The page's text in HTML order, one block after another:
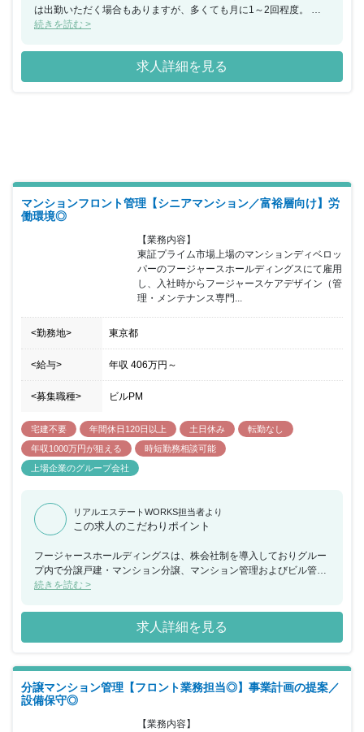
は出勤いただく場合もありますが、多くても月に1～2回程度。 当
然ですが休日数が減ることはなく、平日にしっかり休んでいただけ
とプライベートにメリハリをつけて働くことが可能です。 またグル
ープ全体の取り組みとして月の残業時間の上限を40時間と定めてい
ます。 PCの自動シャットダウンや管理体制により40時間を超えな
続きを読む >
求人詳細を見る
マンションフロント管理【シニアマンション／富裕層向け】労
働環境◎
【業務内容】
東証プライム市場上場のマンションディベロッ
パーのフージャースホールディングスにて雇用
し、入社時からフージャースケアデザイン（管
理・メンテナンス専門...
<勤務地> 東京都
<給与> 年収 406万円 ～
<募集職種> ビルPM
宅建不要 年間休日120日以上 土日休み
転勤なし
年収1000万円が狙える
時短勤務相談可能
上場企業のグループ会社
リアルエステートWORKS担当者より
この求人のこだわりポイント
フージャースホールディングスは、株会社制を導入しておりグルー
プ内で分譲戸建・マンション分譲、マンション管理およびビル管理
事業など多角的に不動産関連事業を手掛けています。 ホールディン
事業も次第に広がっており、年々成長を続けています。 同ポジショ
ンでは、マンションの管理組合と積極的にコミュニケーションを図
りながら、多様な意見を吸い上げ問題解決に向けた提案を行ってい
続きを読む >
求人詳細を見る
分譲マンション管理【フロント業務担当◎】事業計画の提案／
設備保守◎
【業務内容】